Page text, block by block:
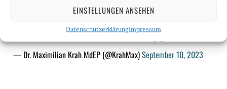
EINSTELLUNGEN ANSEHEN
DatenschutzerklärungImpressum
uns gelingt, sie argumentativ zu stellen. Mit anti-DDR-Rhetorik und
Vulgärliberalismus sicher nicht. Wir müssen unseren solidarischen
Patriotismus ihrem altlinken Staatsdenken entgegensetzen.
— Dr. Maximilian Krah MdEP (@KrahMax)September 10, 2023